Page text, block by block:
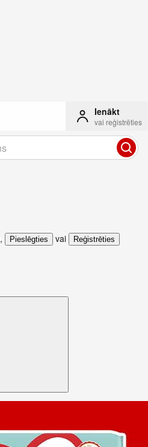
Ienākt
vai reģistrēties
, Pieslēgties vai Reģistrēties